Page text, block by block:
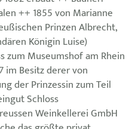
++ 1855 von Marianne
Prinzen Albrecht,
Königin Luise)
zum Museumshof am Rhein
im Besitz derer von
der Prinzessin zum Teil
Schloss
Weinkellerei GmbH